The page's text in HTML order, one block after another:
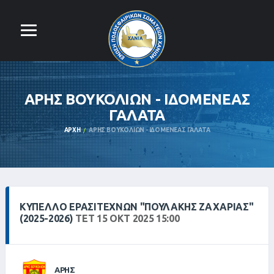
ΑΡΗΣ ΒΟΥΚΟΛΙΩΝ - ΙΔΟΜΕΝΕΑΣ
ΓΑΛΑΤΑ
ΑΡΧΉ ΑΡΗΣ ΒΟΥΚΟΛΙΩΝ - ΙΔΟΜΕΝΕΑΣ ΓΑΛΑΤΑ
ΚΎΠΕΛΛΟ ΕΡΑΣΙΤΕΧΝΏΝ "ΠΟΥΛΑΚΗΣ ΖΑΧΑΡΙΑΣ"
(2025-2026) ΤΕΤ 15 ΟΚΤ 2025 15:00
ΑΡΗΣ